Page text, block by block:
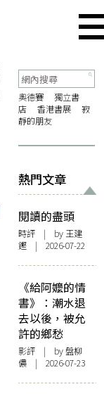
奧德賽
獨立書
店
香港書展
寂
靜的朋友
熱門文章
閱讀的盡頭
時評 | by 王建
鏗 | 2026-07-22
《給阿嬤的情
書》：潮水退
去以後，被允
許的鄉愁
影評 | by 盤柳
儂 | 2026-07-23